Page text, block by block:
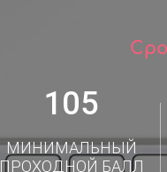
105
МИНИМАЛЬНЫЙ
ПРОХОДНОЙ БАЛЛ